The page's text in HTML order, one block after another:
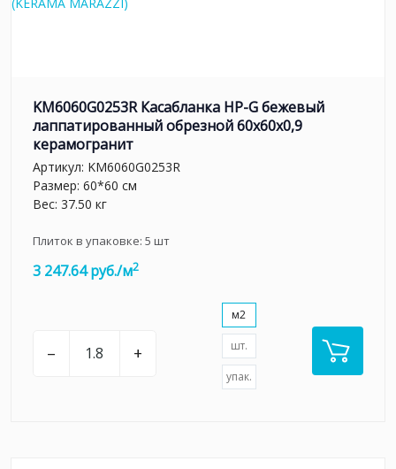
KM6060G0253R Касабланка HP-G бежевый
лаппатированный обрезной 60x60x0,9
керамогранит
Артикул: KM6060G0253R
Размер: 60*60 см
Вес: 37.50 кг
Плиток в упаковке: 5 шт
3 247.64 руб./м2
– +
м2
шт.
упак.